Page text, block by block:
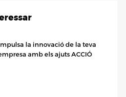
la innovació de la teva
amb els ajuts ACCIÓ